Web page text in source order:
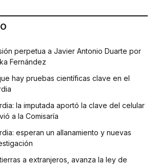
perpetua a Javier Antonio Duarte por
Fernández
hay pruebas científicas clave en el
la imputada aportó la clave del celular
a la Comisaría
esperan un allanamiento y nuevas
a extranjeros, avanza la ley de